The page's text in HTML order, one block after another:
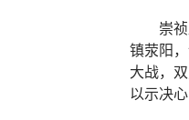
崇
镇荥阳
大战，
以示决